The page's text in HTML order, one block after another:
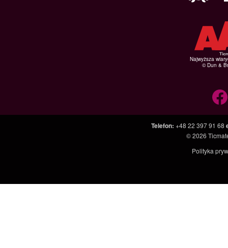
Najwyższa
© Dun &
Telefon: +48 22 397 91 68
© 2026
Polityka